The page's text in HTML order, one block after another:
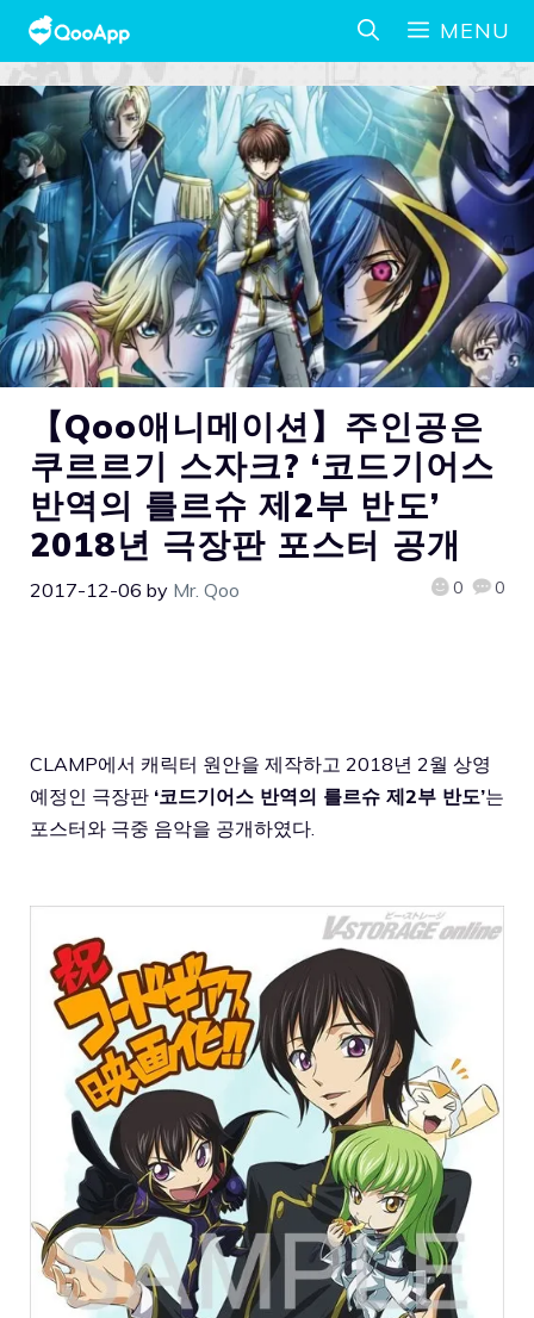
MENU
【Qoo애니메이션】주인공은
쿠르르기 스자크? ‘코드기어스
반역의 를르슈 제2부 반도’
2018년 극장판 포스터 공개
2017-12-06 by Mr. Qoo 0 0
CLAMP에서 캐릭터 원안을 제작하고 2018년 2월 상영
예정인 극장판 ‘코드기어스 반역의 를르슈 제2부 반도’는
포스터와 극중 음악을 공개하였다.